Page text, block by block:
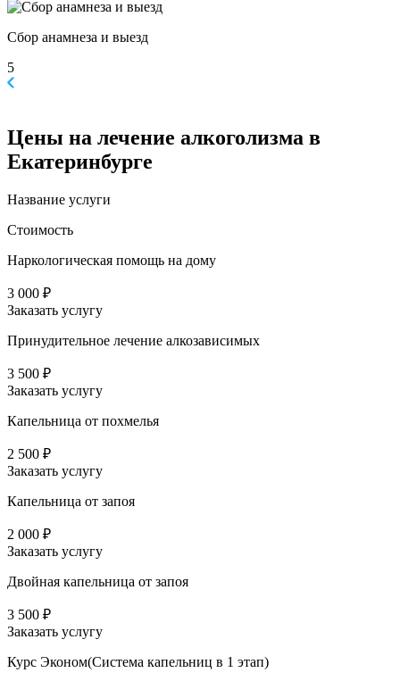
Сбор анамнеза и выезд
5
Цены на лечение алкоголизма в
Екатеринбурге
Название услуги
Стоимость
Наркологическая помощь на дому
3 000 ₽
Заказать услугу
Принудительное лечение алкозависимых
3 500 ₽
Заказать услугу
Капельница от похмелья
2 500 ₽
Заказать услугу
Капельница от запоя
2 000 ₽
Заказать услугу
Двойная капельница от запоя
3 500 ₽
Заказать услугу
Курс Эконом(Система капельниц в 1 этап)